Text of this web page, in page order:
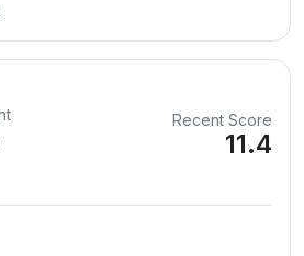
Recent Score
11.4